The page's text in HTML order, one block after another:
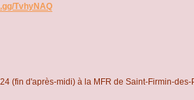
TvhyNAQ
(fin d'après-midi) à la MFR de Saint-Firmin-des-